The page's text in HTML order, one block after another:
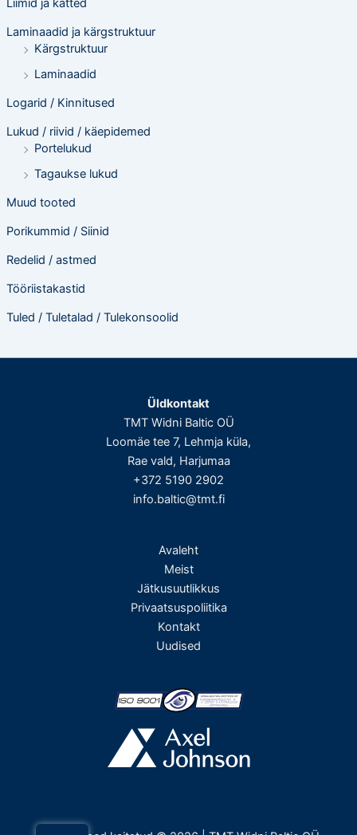
Liimid ja katted
Laminaadid ja kärgstruktuur
Kärgstruktuur
Laminaadid
Logarid / Kinnitused
Lukud / riivid / käepidemed
Portelukud
Tagaukse lukud
Muud tooted
Porikummid / Siinid
Redelid / astmed
Tööriistakastid
Tuled / Tuletalad / Tulekonsoolid
Üldkontakt
TMT Widni Baltic OÜ
Loomäe tee 7, Lehmja küla,
Rae vald, Harjumaa
+372 5190 2902
info.baltic@tmt.fi
Avaleht
Meist
Jätkusuutlikkus
Privaatsuspoliitika
Kontakt
Uudised